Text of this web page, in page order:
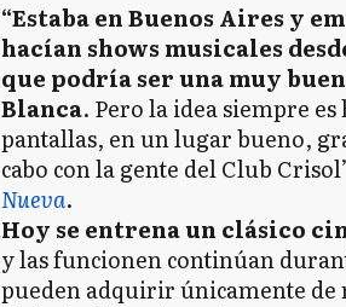
“Estaba en Buenos Aires y
hacían shows musicales
que podría ser una muy
Blanca. Pero la idea siempre
pantallas, en un lugar bueno,
cabo con la gente del Club
Nueva.
Hoy se entrena un clásico
y las funcionen continúan
pueden adquirir únicamente de